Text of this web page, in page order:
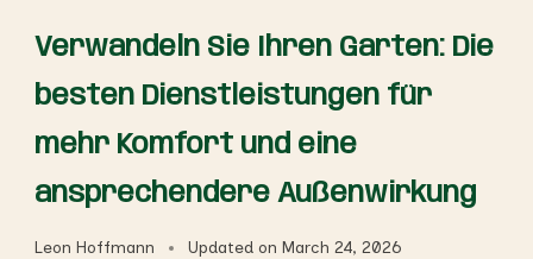
Verwandeln Sie Ihren Garten: Die
besten Dienstleistungen für
mehr Komfort und eine
ansprechendere Außenwirkung
Leon Hoffmann Updated on March 24, 2026